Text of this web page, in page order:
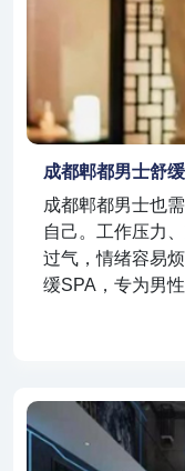
成都郫都男士舒
成都郫都男士也
自己。工作压力
过气，情绪容易
缓SPA，专为男